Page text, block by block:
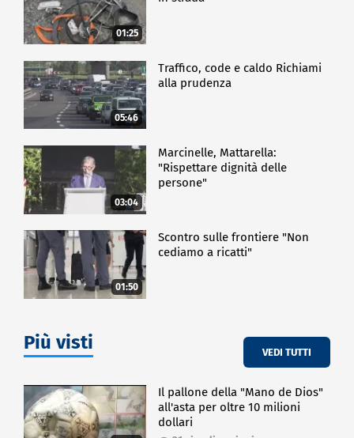
01:25
05:46
Traffico, code e caldo Richiami
alla prudenza
03:04
Marcinelle, Mattarella:
"Rispettare dignità delle
persone"
01:50
Scontro sulle frontiere "Non
cediamo a ricatti"
Più visti VEDI TUTTI
Il pallone della "Mano de Dios"
all'asta per oltre 10 milioni
dollari